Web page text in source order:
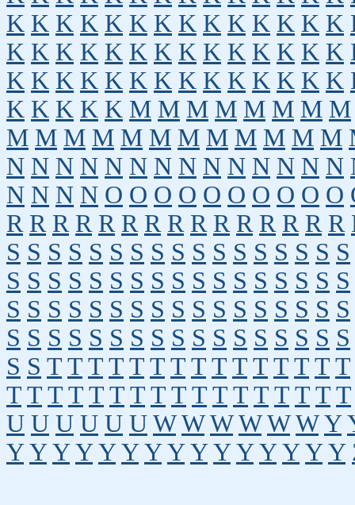
K K K K K K K K K K K K K K
K K K K K K K K K K K K K K
K K K K K K K K K K K K K K
K K K K K M M M M M M M M
M M M M M M M M M M M M
N N N N N N N N N N N N N N
N N N N O O O O O O O O O O
R R R R R R R R R R R R R R R
S S S S S S S S S S S S S S S S S
S S S S S S S S S S S S S S S S S
S S S S S S S S S S S S S S S S S
S S S S S S S S S S S S S S S S S
S S T T T T T T T T T T T T T T T
T T T T T T T T T T T T T T T T T
U U U U U U W W W W W W Y
Y Y Y Y Y Y Y Y Y Y Y Y Y Y Y